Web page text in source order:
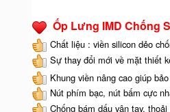
Ốp Lưng IMD Chống
Chất liệu : viền silicon dẻo
Sự thay đổi mới về mặt thiết
Khung viền nâng cao giúp
Nút phím bạc, nút bấm cực
Chống bám dấu vân tay,